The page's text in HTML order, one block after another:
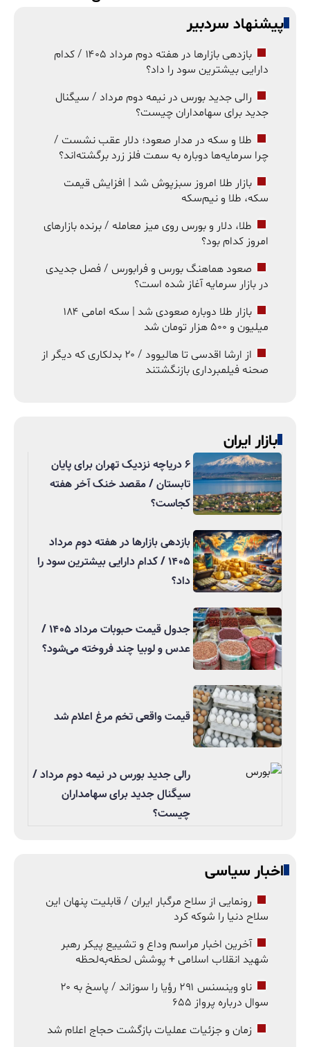
پیشنهاد سردبیر
بازدهی بازارها در هفته دوم مرداد ۱۴۰۵ / کدام
دارایی بیشترین سود را داد؟
رالی جدید بورس در نیمه دوم مرداد / سیگنال
جدید برای سهامداران چیست؟
طلا و سکه در مدار صعود؛ دلار عقب نشست /
چرا سرمایه‌ها دوباره به سمت فلز زرد برگشته‌اند؟
بازار طلا امروز سبزپوش شد | افزایش قیمت
سکه، طلا و نیم‌سکه
طلا، دلار و بورس روی میز معامله / برنده بازارهای
امروز کدام بود؟
صعود هماهنگ بورس و فرابورس / فصل جدیدی
در بازار سرمایه آغاز شده است؟
بازار طلا دوباره صعودی شد | سکه امامی ۱۸۴
میلیون و ۵۰۰ هزار تومان شد
از ارشا اقدسی تا هالیوود / ۲۰ بدلکاری که دیگر از
صحنه فیلمبرداری بازنگشتند
بازار ایران
۶ دریاچه نزدیک تهران برای پایان
تابستان / مقصد خنک آخر هفته
کجاست؟
بازدهی بازارها در هفته دوم مرداد
۱۴۰۵ / کدام دارایی بیشترین سود را
داد؟
جدول قیمت حبوبات مرداد ۱۴۰۵ /
عدس و لوبیا چند فروخته می‌شود؟
قیمت واقعی تخم مرغ اعلام شد
رالی جدید بورس در نیمه دوم مرداد /
سیگنال جدید برای سهامداران
چیست؟
اخبار سیاسی
رونمایی از سلاح مرگبار ایران / قابلیت پنهان این
سلاح دنیا را شوکه کرد
آخرین اخبار مراسم وداع و تشییع پیکر رهبر
شهید انقلاب اسلامی + پوشش لحظه‌به‌لحظه
ناو وینسنس ۲۹۱ رؤیا را سوزاند / پاسخ به ۲۰
سوال درباره پرواز ۶۵۵
زمان و جزئیات عملیات بازگشت حجاج اعلام شد